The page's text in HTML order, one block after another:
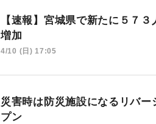
【速報】宮城県で新たに５７
増加
4/10 (日) 17:05
災害時は防災施設になるリバ
プン